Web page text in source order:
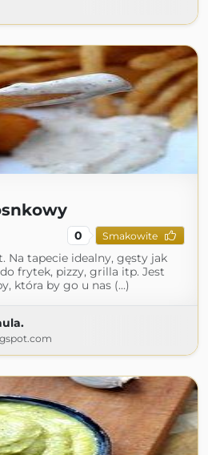
0 Smakowite
Na tapecie idealny, gęsty jak
frytek, pizzy, grilla itp. Jest
która by go u nas (...)